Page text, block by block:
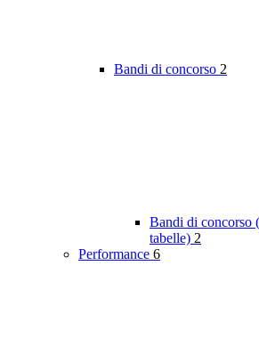
Bandi di concorso 2
Bandi di concorso
tabelle) 2
Performance 6